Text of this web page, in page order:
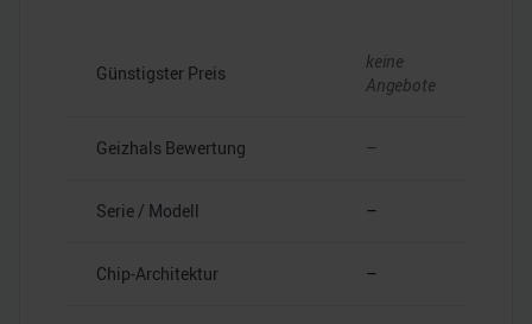
Günstigster Preis
keine
Angebote
Geizhals Bewertung –
Serie / Modell –
Chip-Architektur –